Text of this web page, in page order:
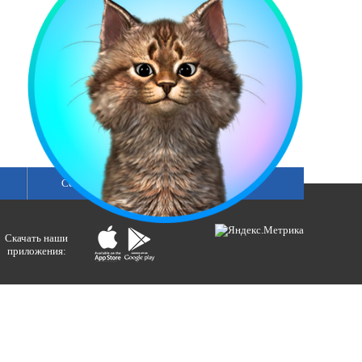
Сетка вещания
Скачать наши
приложения: